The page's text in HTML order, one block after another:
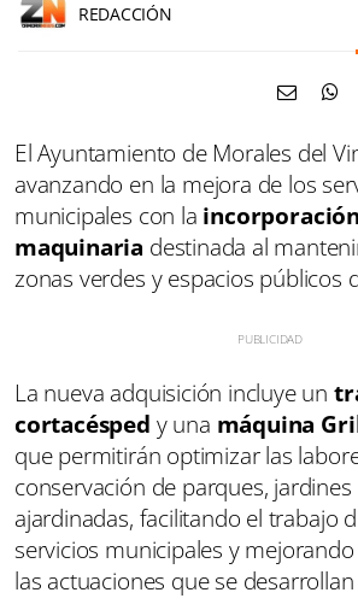
REDACCIÓN
El Ayuntamiento de Morales del
avanzando en la mejora de los
municipales con la
maquinaria destinada al
zonas verdes y espacios públicos
La nueva adquisición incluye un
cortacésped y una máquina
que permitirán optimizar las
conservación de parques, jardines
ajardinadas, facilitando el trabajo
servicios municipales y
las actuaciones que se